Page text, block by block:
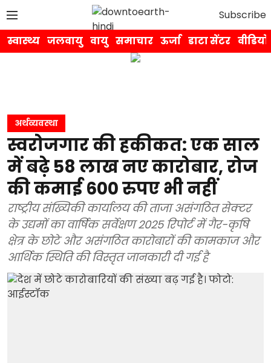
Subscribe
स्वास्थ्य जलवायु वायु समाचार ऊर्जा डाटा सेंटर वीडियो
अर्थव्यवस्था
स्वरोजगार की हकीकत: एक साल
में बढ़े 58 लाख नए कारोबार, रोज
की कमाई 600 रुपए भी नहीं
राष्ट्रीय संख्यिकी कार्यालय की ताजा असंगठित सेक्टर
के उद्यमों का वार्षिक सर्वेक्षण 2025 रिपोर्ट में गैर-कृषि
क्षेत्र के छोटे और असंगठित कारोबारों की कामकाज और
आर्थिक स्थिति की विस्तृत जानकारी दी गई है